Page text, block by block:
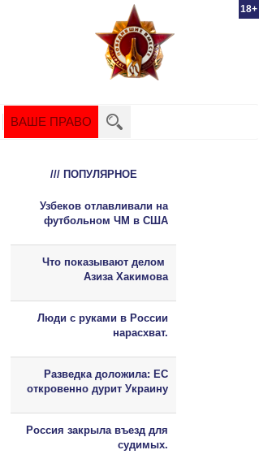
18+
ВАШЕ ПРАВО
/// ПОПУЛЯРНОЕ
Узбеков отлавливали на
футбольном ЧМ в США
Что показывают делом
Азиза Хакимова
Люди с руками в России
нарасхват.
Разведка доложила: ЕС
откровенно дурит Украину
Россия закрыла въезд для
судимых.